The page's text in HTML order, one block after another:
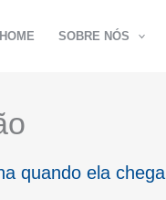
HOME SOBRE NÓS
quando ela chega